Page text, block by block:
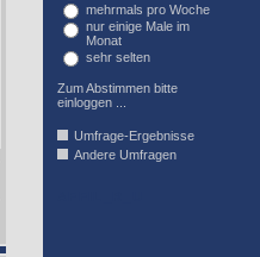
mehrmals pro Woche
nur einige Male im
Monat
sehr selten
Zum Abstimmen bitte
einloggen ...
Umfrage-Ergebnisse
Andere Umfragen